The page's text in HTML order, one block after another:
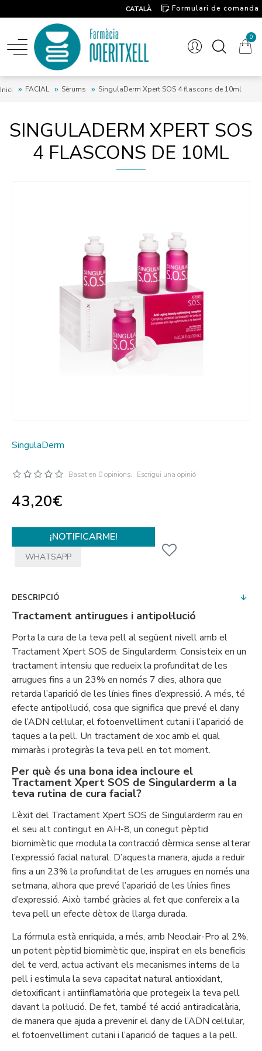
CATALÀ
Formulari de comanda
0
Inici FACIAL Sèrums SingulaDerm Xpert SOS 4 flascons de 10ml
SINGULADERM XPERT SOS
4 FLASCONS DE 10ML
SingulaDerm
Basat en 0 opinions. Escrigui una opinió
43,20€
¡NOTIFICARME!
WHATSAPP
DESCRIPCIÓ
Tractament antirugues i antipol·lució
Porta la cura de la teva pell al següent nivell amb el
Tractament Xpert SOS de Singularderm. Consisteix en un
tractament intensiu que redueix la profunditat de les
arrugues fins a un 23% en només 7 dies, alhora que
retarda l’aparició de les línies fines d’expressió. A més, té
efecte antipol·lució, cosa que significa que prevé el dany
de l’ADN cel·lular, el fotoenvelliment cutani i l’aparició de
taques a la pell. Un tractament de xoc amb el qual
mimaràs i protegiràs la teva pell en tot moment.
Per què és una bona idea incloure el
Tractament Xpert SOS de Singularderm a la
teva rutina de cura facial?
L’èxit del Tractament Xpert SOS de Singularderm rau en
el seu alt contingut en AH-8, un conegut pèptid
biomimètic que modula la contracció dèrmica sense alterar
l’expressió facial natural. D’aquesta manera, ajuda a reduir
fins a un 23% la profunditat de les arrugues en només una
setmana, alhora que prevé l’aparició de les línies fines
d’expressió. Això també gràcies al fet que confereix a la
teva pell un efecte dètox de llarga durada.
La fórmula està enriquida, a més, amb Neoclair-Pro al 2%,
un potent pèptid biomimètic que, inspirat en els beneficis
del te verd, actua activant els mecanismes interns de la
pell i estimula la seva capacitat natural antioxidant,
detoxificant i antiinflamatòria que protegeix la teva pell
davant la pol·lució. De fet, també té acció antiradicalària,
de manera que ajuda a prevenir el dany de l’ADN cel·lular,
el fotoenvelliment cutani i l’aparició de taques a la pell.